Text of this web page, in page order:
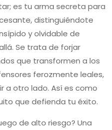
es tu arma secreta para
distinguiéndote
y olvidable de
Se trata de forjar
que transformen a los
ferozmente leales,
a otro lado. Así es como
que defienda tu éxito.
de alto riesgo? Una